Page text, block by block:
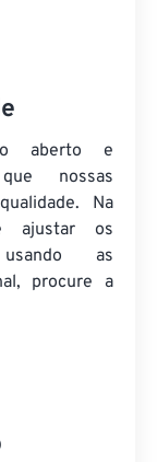
aberto e
nossas
Na
ajustar os
as
procure a